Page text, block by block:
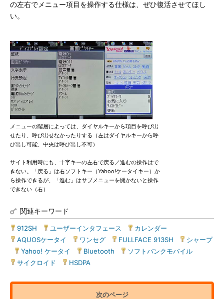
の左右でメニュー項目を操作する仕様は、ぜひ復活させてほし
い。
メニューの階層によっては、ダイヤルキーから項目を呼び出
せたり、呼び出せなかったりする（左はダイヤルキーから呼
び出し可能、中央は呼び出し不可）
サイト利用時にも、十字キーの左右で戻る／進むの操作はで
きない。「戻る」は右ソフトキー（Yahoo!ケータイキー）か
ら操作できるが、「進む」はサブメニューを開かないと操作
できない（右）
関連キーワード
912SH ユーザーインタフェース カレンダー
AQUOSケータイ
ワンセグ FULLFACE 913SH
シャープ
Yahoo! ケータイ Bluetooth ソフトバンクモバイル
サイクロイド
HSDPA